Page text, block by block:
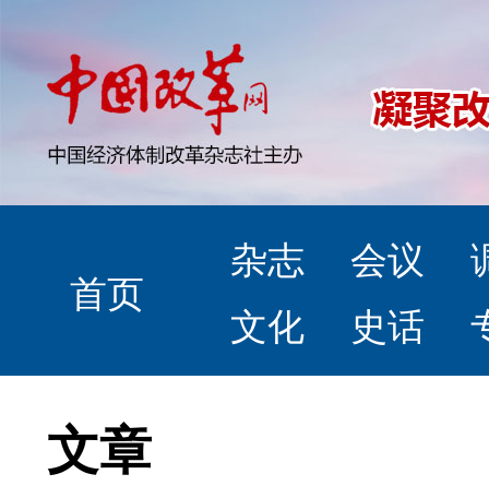
首页
杂志 会议
文化
史话
文章